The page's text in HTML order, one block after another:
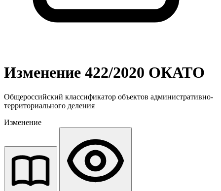
Изменение 422/2020 ОКАТО
Общероссийский классификатор объектов административно-
территориального деления
Изменение